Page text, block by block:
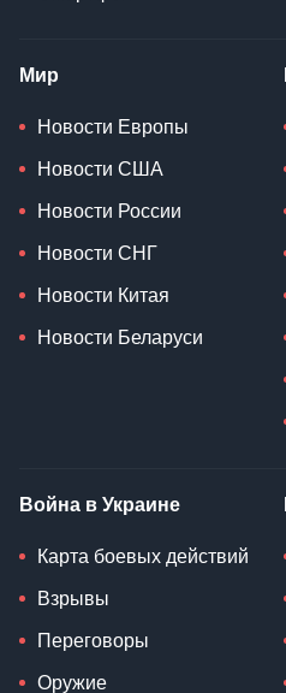
Мир
Новости Европы
Новости США
Новости России
Новости СНГ
Новости Китая
Новости Беларуси
Война в Украине
Карта боевых действий
Взрывы
Переговоры
Оружие